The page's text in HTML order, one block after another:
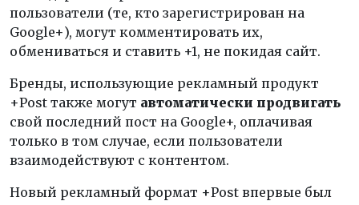
пользователи (те, кто зарегистрирован на
Google+), могут комментировать их,
обмениваться и ставить +1, не покидая сайт.
Бренды, использующие рекламный продукт
+Post также могут автоматически продвигать
свой последний пост на Google+, оплачивая
только в том случае, если пользователи
взаимодействуют с контентом.
Новый рекламный формат +Post впервые был